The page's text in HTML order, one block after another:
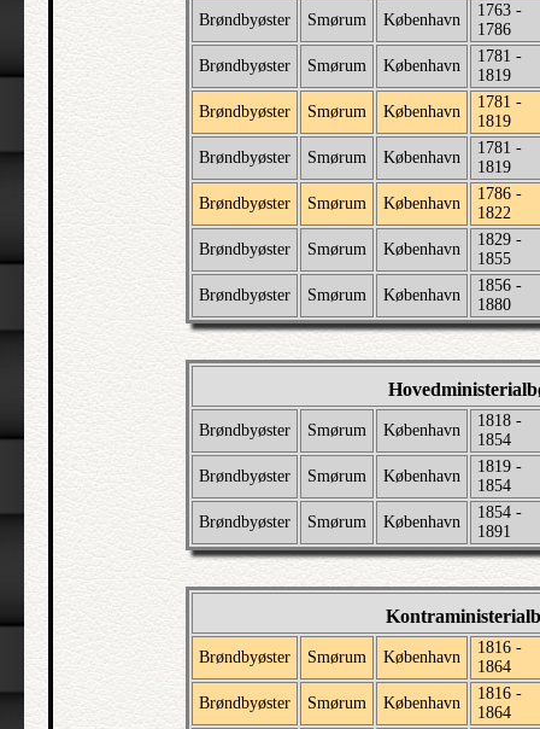
Brøndbyøster
Smørum København
1763 -
1786
Brøndbyøster
Smørum København
1781 -
1819
Brøndbyøster
Smørum København
1781 -
1819
Brøndbyøster
Smørum København
1781 -
1819
Brøndbyøster
Smørum København
1786 -
1822
Brøndbyøster
Smørum København
1829 -
1855
Brøndbyøster
Smørum København
1856 -
1880
Brøndbyøster Smørum København
1818 -
1854
Brøndbyøster
Smørum København
1819 -
1854
Brøndbyøster
Smørum København
1854 -
1891
Brøndbyøster Smørum København
1816 -
1864
Brøndbyøster
Smørum København
1816 -
1864